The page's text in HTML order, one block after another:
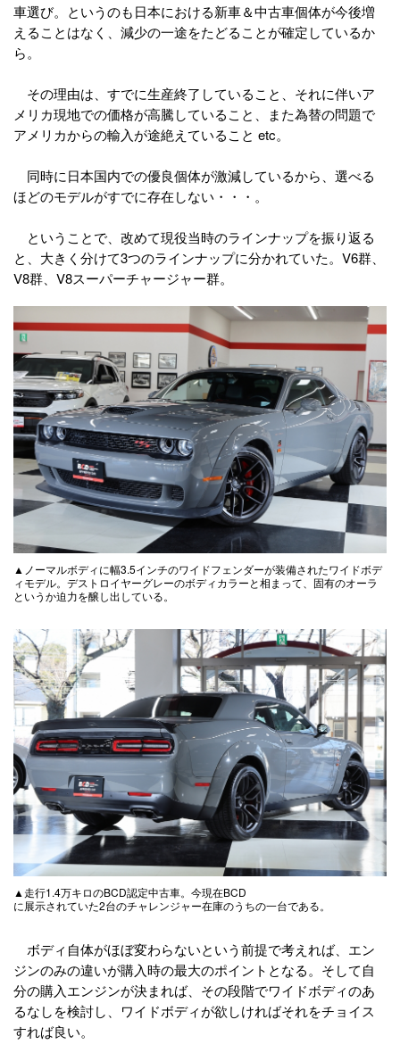
車選び。というのも日本における新車＆中古車個体が今後増
えることはなく、減少の一途をたどることが確定しているか
ら。
その理由は、すでに生産終了していること、それに伴いア
メリカ現地での価格が高騰していること、また為替の問題で
アメリカからの輸入が途絶えていること etc。
同時に日本国内での優良個体が激減しているから、選べる
ほどのモデルがすでに存在しない・・・。
ということで、改めて現役当時のラインナップを振り返る
と、大きく分けて3つのラインナップに分かれていた。V6群、
V8群、V8スーパーチャージャー群。
▲ノーマルボディに幅3.5インチのワイドフェンダーが装備されたワイドボデ
ィモデル。デストロイヤーグレーのボディカラーと相まって、固有のオーラ
というか迫力を醸し出している。
▲走行1.4万キロのBCD認定中古車。今現在BCD
に展示されていた2台のチャレンジャー在庫のうちの一台である。
ボディ自体がほぼ変わらないという前提で考えれば、エン
ジンのみの違いが購入時の最大のポイントとなる。そして自
分の購入エンジンが決まれば、その段階でワイドボディのあ
るなしを検討し、ワイドボディが欲しければそれをチョイス
すれば良い。